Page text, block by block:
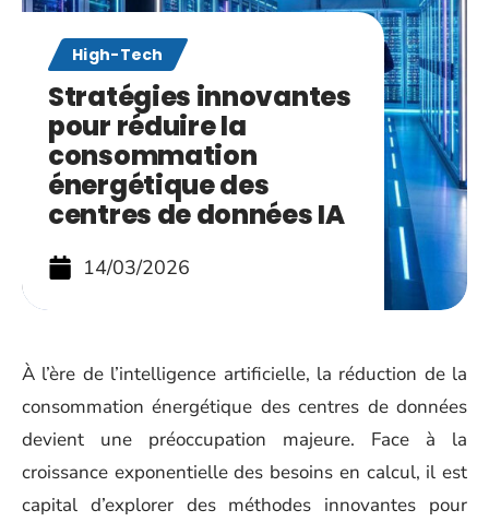
High-Tech
Stratégies innovantes
pour réduire la
consommation
énergétique des
centres de données IA
14/03/2026
À l’ère de l’intelligence artificielle, la réduction de la
consommation énergétique des centres de données
devient une préoccupation majeure. Face à la
croissance exponentielle des besoins en calcul, il est
capital d’explorer des méthodes innovantes pour